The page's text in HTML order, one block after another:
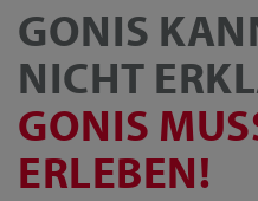
GONIS
NICHT
GONIS
ERLEBEN!